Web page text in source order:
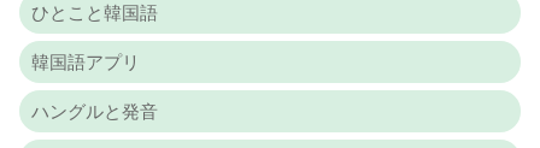
ひとこと韓国語
韓国語アプリ
ハングルと発音